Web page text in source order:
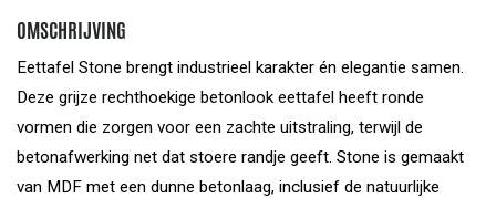
OMSCHRIJVING
Eettafel Stone brengt industrieel karakter én elegantie samen.
Deze grijze rechthoekige betonlook eettafel heeft ronde
vormen die zorgen voor een zachte uitstraling, terwijl de
betonafwerking net dat stoere randje geeft. Stone is gemaakt
van MDF met een dunne betonlaag, inclusief de natuurlijke